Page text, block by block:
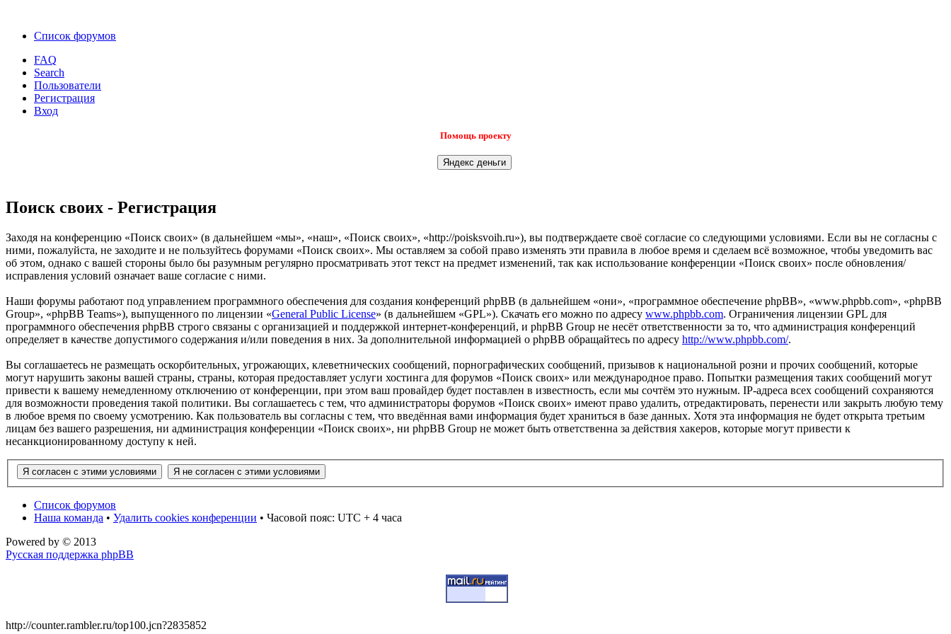
Список форумов
FAQ
Search
Пользователи
Регистрация
Вход
Помощь проекту
Поиск своих - Регистрация
Заходя на конференцию «Поиск своих» (в дальнейшем «мы», «наш», «Поиск своих», «http://poisksvoih.ru»), вы подтверждаете своё согласие со следующими условиями. Если вы не согласны с
ними, пожалуйста, не заходите и не пользуйтесь форумами «Поиск своих». Мы оставляем за собой право изменять эти правила в любое время и сделаем всё возможное, чтобы уведомить вас
об этом, однако с вашей стороны было бы разумным регулярно просматривать этот текст на предмет изменений, так как использование конференции «Поиск своих» после обновления/
исправления условий означает ваше согласие с ними.
Наши форумы работают под управлением программного обеспечения для создания конференций phpBB (в дальнейшем «они», «программное обеспечение phpBB», «www.phpbb.com», «phpBB
Group», «phpBB Teams»), выпущенного по лицензии «General Public License» (в дальнейшем «GPL»). Скачать его можно по адресу www.phpbb.com. Ограничения лицензии GPL для
программного обеспечения phpBB строго связаны с организацией и поддержкой интернет-конференций, и phpBB Group не несёт ответственности за то, что администрация конференций
определяет в качестве допустимого содержания и/или поведения в них. За дополнительной информацией о phpBB обращайтесь по адресу http://www.phpbb.com/.
Вы соглашаетесь не размещать оскорбительных, угрожающих, клеветнических сообщений, порнографических сообщений, призывов к национальной розни и прочих сообщений, которые
могут нарушить законы вашей страны, страны, которая предоставляет услуги хостинга для форумов «Поиск своих» или международное право. Попытки размещения таких сообщений могут
привести к вашему немедленному отключению от конференции, при этом ваш провайдер будет поставлен в известность, если мы сочтём это нужным. IP-адреса всех сообщений сохраняются
для возможности проведения такой политики. Вы соглашаетесь с тем, что администраторы форумов «Поиск своих» имеют право удалить, отредактировать, перенести или закрыть любую тему
в любое время по своему усмотрению. Как пользователь вы согласны с тем, что введённая вами информация будет храниться в базе данных. Хотя эта информация не будет открыта третьим
лицам без вашего разрешения, ни администрация конференции «Поиск своих», ни phpBB Group не может быть ответственна за действия хакеров, которые могут привести к
несанкционированному доступу к ней.
Список форумов
Наша команда • Удалить cookies конференции • Часовой пояс: UTC + 4 часа
Powered by © 2013
Русская поддержка phpBB
http://counter.rambler.ru/top100.jcn?2835852